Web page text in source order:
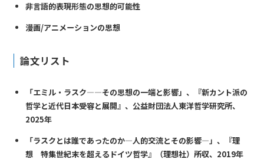
非言語的表現形態の思想的可能性
漫画/アニメーションの思想
論文リスト
「エミル・ラスク―—その思想の一端と影響」、『新カント派の
哲学と近代日本――受容と展開』、公益財団法人東洋哲学研究所、
2025年
「ラスクとは誰であったのか—人的交流とその影響—」、『理
想 特集世紀末を超えるドイツ哲学』（理想社）所収、2019年